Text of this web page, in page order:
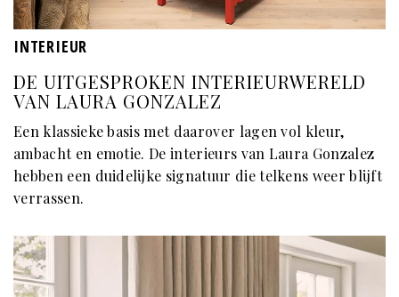
INTERIEUR
DE UITGESPROKEN INTERIEURWERELD
VAN LAURA GONZALEZ
Een klassieke basis met daarover lagen vol kleur,
ambacht en emotie. De interieurs van Laura Gonzalez
hebben een duidelijke signatuur die telkens weer blijft
verrassen.